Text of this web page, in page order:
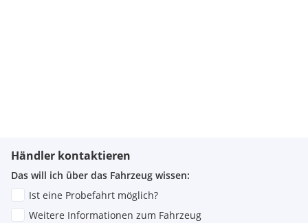
Händler kontaktieren
Das will ich über das Fahrzeug wissen:
Ist eine Probefahrt möglich?
Weitere Informationen zum Fahrzeug